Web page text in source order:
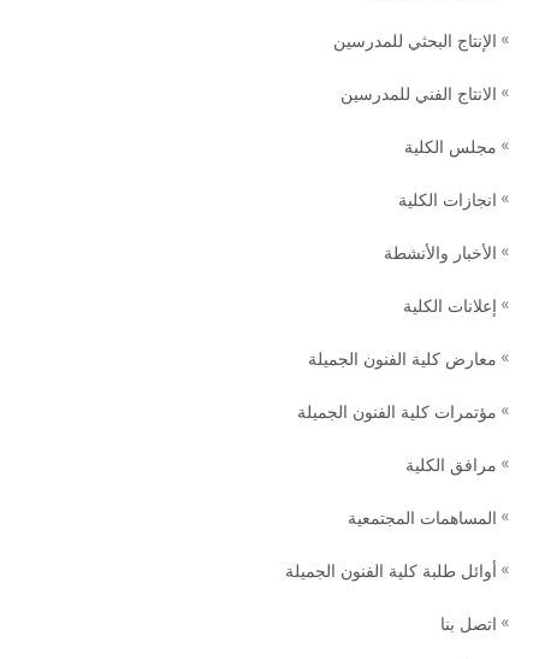
الإنتاج البحثي للمدرسين
الانتاج الفني للمدرسين
مجلس الكلية
انجازات الكلية
الأخبار والأنشطة
إعلانات الكلية
معارض كلية الفنون الجميلة
مؤتمرات كلية الفنون الجميلة
مرافق الكلية
المساهمات المجتمعية
أوائل طلبة كلية الفنون الجميلة
اتصل بنا